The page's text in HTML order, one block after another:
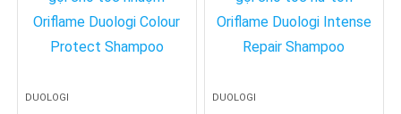
DUOLOGI DUOLOGI